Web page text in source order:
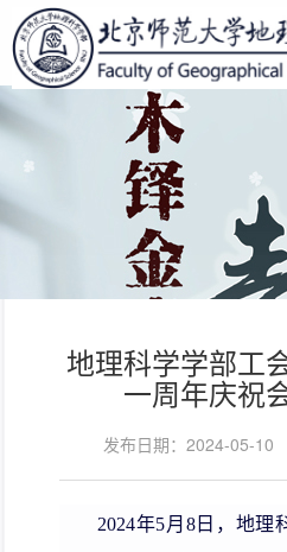
地理科学学部工
一周年庆祝
发布日期：2024-05-10
2024年5月8日，地理